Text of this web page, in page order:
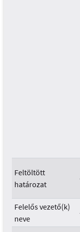
Feltöltött
határozat
Felelős vezető(k)
neve